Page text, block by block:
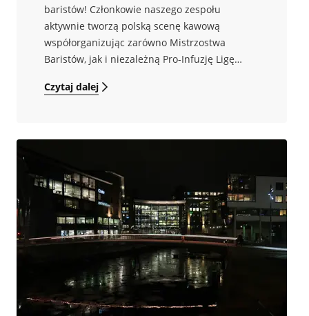
baristów! Członkowie naszego zespołu
aktywnie tworzą polską scenę kawową
współorganizując zarówno Mistrzostwa
Baristów, jak i niezależną Pro-Infuzję Ligę
Rumi na Mistrzostwach Polski Latte Art oraz w
Czytaj dalej